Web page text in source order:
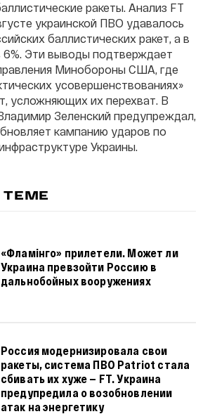
ракеты. Анализ FT
украинской ПВО удавалось
баллистических ракет, а в
6%. Эти выводы подтверждает
Минобороны США, где
усовершенствованиях»
усложняющих их перехват. В
Зеленский предупреждал,
кампанию ударов по
Украины.
ТЕМЕ
«Фламiнго» прилетели. Может ли
Украина превзойти Россию в
дальнобойных вооружениях
Россия модернизировала свои
ракеты, система ПВО Patriot стала
сбивать их хуже — FT. Украина
предупредила о возобновлении
атак на энергетику